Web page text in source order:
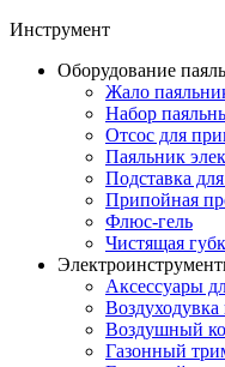
Инструмент
Оборудование
Жало
Набор
Отсос для
Паяльник
Подставка
Припойная
Флюс-гель
Чистящая
Аксессуары
Воздуходувка
Воздушный
Газонный